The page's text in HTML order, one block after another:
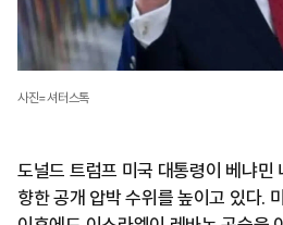
사진=셔터스톡
도널드 트럼프 미국 대통령이 베냐민
향한 공개 압박 수위를 높이고 있다.